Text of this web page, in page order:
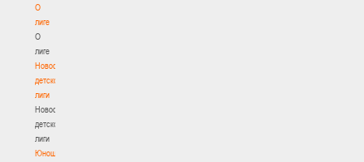
О
лиге
О
лиге
Новости
детской
лиги
Новости
детской
лиги
Юноши